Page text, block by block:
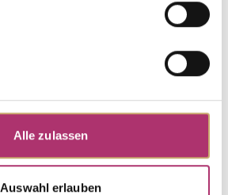
Alle zulassen
Auswahl erlauben